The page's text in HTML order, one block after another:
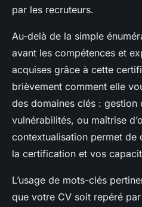
par les recruteurs.
Au-delà de la simple
avant les compétences et
acquises grâce à cette
brièvement comment elle
des domaines clés : gestion
vulnérabilités, ou maîtrise
contextualisation permet de
la certification et vos
L’usage de mots-clés
que votre CV soit repéré